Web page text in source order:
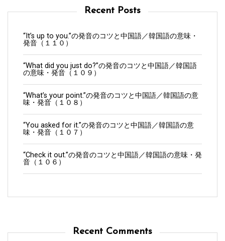
Recent Posts
“It’s up to you.”の発音のコツと中国語／韓国語の意味・
発音（１１０）
“What did you just do?”の発音のコツと中国語／韓国語
の意味・発音（１０９）
“What’s your point.”の発音のコツと中国語／韓国語の意
味・発音（１０８）
“You asked for it.”の発音のコツと中国語／韓国語の意
味・発音（１０７）
“Check it out.”の発音のコツと中国語／韓国語の意味・発
音（１０６）
Recent Comments